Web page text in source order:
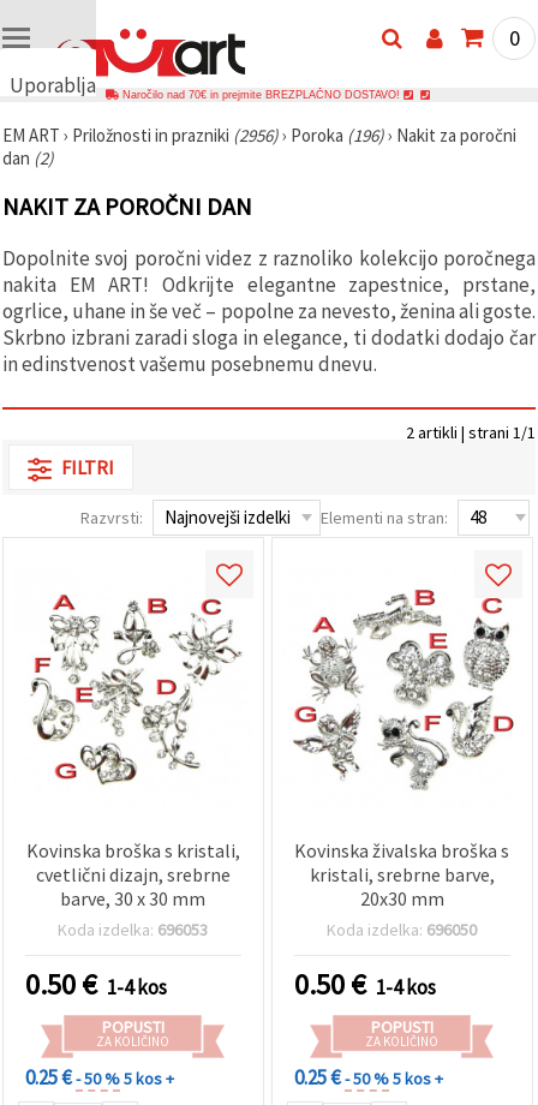
Uporabljamo
🍪
Uporabljamo
podobne
tehnologije,
zagotovimo
pravilno
delovanje
spletnega
mesta,
izboljšamo
vašo
izkušnjo ter
analiziramo
prikazujemo
partnerjev
za analitiko
in trženje.
S klikom na
»Sprejmi
vse!« se
strinjate z
Ali pa v
Nastavitvah
označite
preference z
določene
vrste
piškotkov
in klikom
na gumb
»Shrani«.
0
Naročilo nad 70€ in prejmite BREZPLAČNO DOSTAVO!
EM ART › Priložnosti in prazniki (2956)› Poroka (196)› Nakit za poročni
dan (2)
NAKIT ZA POROČNI DAN
Dopolnite svoj poročni videz z raznoliko kolekcijo poročnega
nakita EM ART! Odkrijte elegantne zapestnice, prstane,
ogrlice, uhane in še več – popolne za nevesto, ženina ali goste.
Skrbno izbrani zaradi sloga in elegance, ti dodatki dodajo čar
in edinstvenost vašemu posebnemu dnevu.
2 artikli | strani 1/1
FILTRI
Razvrsti: Elementi na stran:
Kovinska broška s kristali,
cvetlični dizajn, srebrne
barve, 30 x 30 mm
Koda izdelka: 696053
0.50€ 1-4 kos
POPUSTI
ZA KOLIČINO
0.25 €- 50 %5 kos +
Kovinska živalska broška s
kristali, srebrne barve,
20x30 mm
Koda izdelka: 696050
0.50€ 1-4 kos
POPUSTI
ZA KOLIČINO
0.25 €- 50 %5 kos +